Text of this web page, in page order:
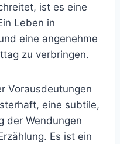
ist es eine
Leben in
eine angenehme
zu verbringen.
Vorausdeutungen
eine subtile,
der Wendungen
Es ist ein